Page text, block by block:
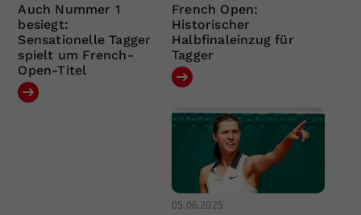
Auch Nummer 1
besiegt:
Sensationelle Tagger
spielt um French-
Open-Titel
French Open:
Historischer
Halbfinaleinzug für
Tagger
05.06.2025